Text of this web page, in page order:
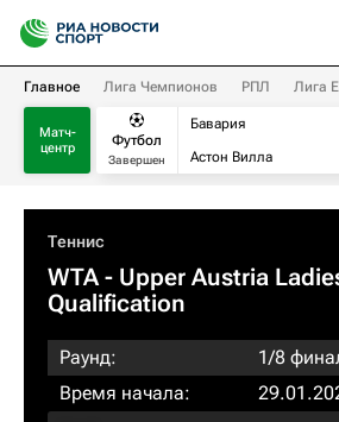
Главное Лига Чемпионов РПЛ Лига
Матч-
центр
Футбол
Завершен
Бавария
Астон Вилла
Теннис
WTA- Upper Austria
Qualification
Раунд:
1/8
Время начала: